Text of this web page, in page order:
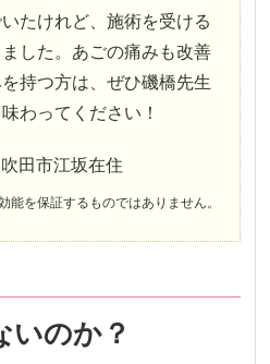
たけれど、施術を受ける
した。あごの痛みも改善
持つ方は、ぜひ磯橋先生
わってください！
市江坂在住
を保証するものではありません。
いのか？